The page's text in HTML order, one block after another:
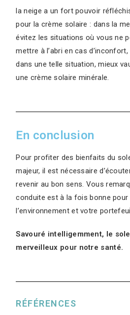
la neige a un fort pouvoir
pour la crème solaire : dans la
évitez les situations où vous ne
mettre à l’abri en cas
dans une telle situation, mieux
une crème solaire minérale.
En conclusion
Pour profiter des bienfaits du
majeur, il est nécessaire
revenir au bon sens. Vous
conduite est à la fois bonne pour
l’environnement et votre
Savouré intelligemment, le
merveilleux pour notre santé.
RÉFÉRENCES